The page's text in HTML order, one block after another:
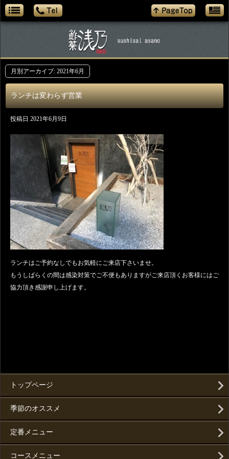
月別アーカイブ: 2021年6月
ランチは変わらず営業
投稿日 2021年6月9日
ランチはご予約なしでもお気軽にご来店下さいませ。
もうしばらくの間は感染対策でご不便もありますがご来店頂くお客様にはご
協力頂き感謝申し上げます。
トップページ
季節のオススメ
定番メニュー
コースメニュー